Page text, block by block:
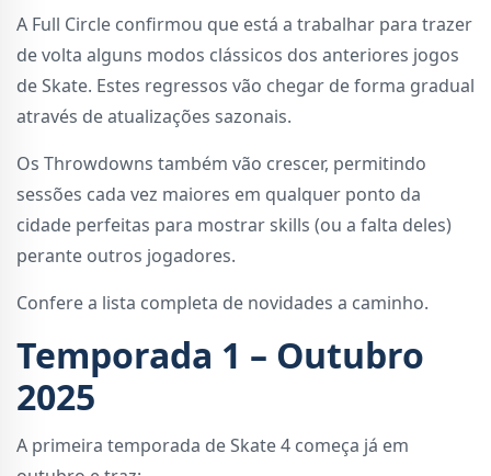
A Full Circle confirmou que está a trabalhar para trazer
de volta alguns modos clássicos dos anteriores jogos
de Skate. Estes regressos vão chegar de forma gradual
através de atualizações sazonais.
Os Throwdowns também vão crescer, permitindo
sessões cada vez maiores em qualquer ponto da
cidade perfeitas para mostrar skills (ou a falta deles)
perante outros jogadores.
Confere a lista completa de novidades a caminho.
Temporada 1 – Outubro
2025
A primeira temporada de Skate 4 começa já em